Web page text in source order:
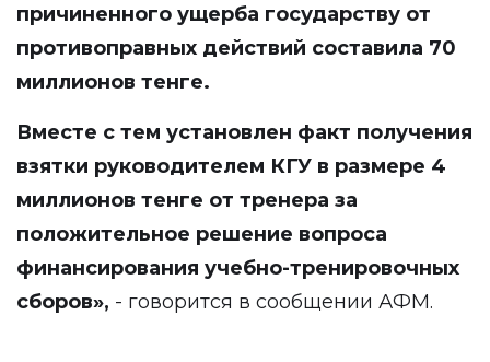
причиненного ущерба государству от
противоправных действий составила 70
миллионов тенге.
Вместе с тем установлен факт получения
взятки руководителем КГУ в размере 4
миллионов тенге от тренера за
положительное решение вопроса
финансирования учебно-тренировочных
сборов», - говорится в сообщении АФМ.